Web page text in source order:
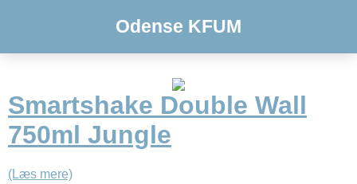
Odense KFUM
Smartshake Double Wall
750ml Jungle
(Læs mere)